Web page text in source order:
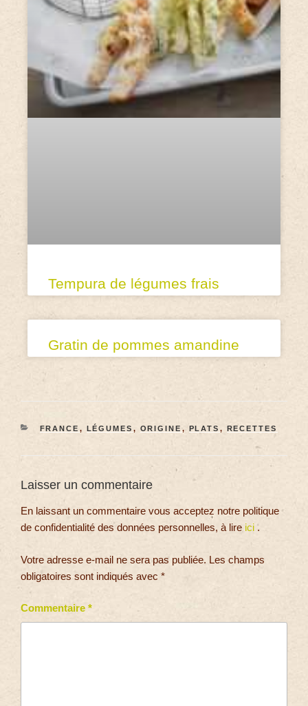
Tempura de légumes frais
Gratin de pommes amandine
FRANCE , LÉGUMES , ORIGINE, PLATS , RECETTES
Laisser un commentaire
En laissant un commentaire vous acceptez notre politique
de confidentialité des données personnelles, à lire ici .
Votre adresse e-mail ne sera pas publiée. Les champs
obligatoires sont indiqués avec *
Commentaire *